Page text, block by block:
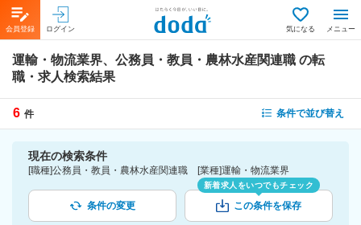
会員登録 ログイン 気になる メニュー
運輸・物流業界、公務員・教員・農林水産関連職 の転
職・求人検索結果
6 件 条件で並び替え
現在の検索条件
[職種]公務員・教員・農林水産関連職 [業種]運輸・物流業界
条件の変更
新着求人をいつでもチェック
この条件を保存